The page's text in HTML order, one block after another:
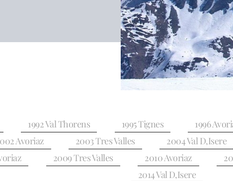
1992 Val Thorens 1995 Tignes 1996
Avoriaz 2003 Tres Valles 2004 Val D,Isere
2009 Tres Valles 2010 Avoriaz
2014 Val D,Isere